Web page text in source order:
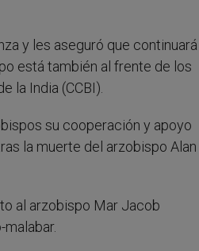
y les aseguró que continuará
está también al frente de los
la India (CCBI).
su cooperación y apoyo
la muerte del arzobispo Alan
al arzobispo Mar Jacob